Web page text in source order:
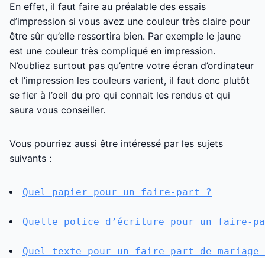
En effet, il faut faire au préalable des essais
d’impression si vous avez une couleur très claire pour
être sûr qu’elle ressortira bien. Par exemple le jaune
est une couleur très compliqué en impression.
N’oubliez surtout pas qu’entre votre écran d’ordinateur
et l’impression les couleurs varient, il faut donc plutôt
se fier à l’oeil du pro qui connait les rendus et qui
saura vous conseiller.
Vous pourriez aussi être intéressé par les sujets
suivants :
Quel papier pour un faire-part ?
Quelle police d’écriture pour un faire-
Quel texte pour un faire-part de mariage